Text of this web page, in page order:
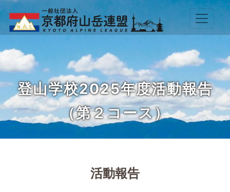
登山学校2025年度活動報告
（第２コース）
活動報告